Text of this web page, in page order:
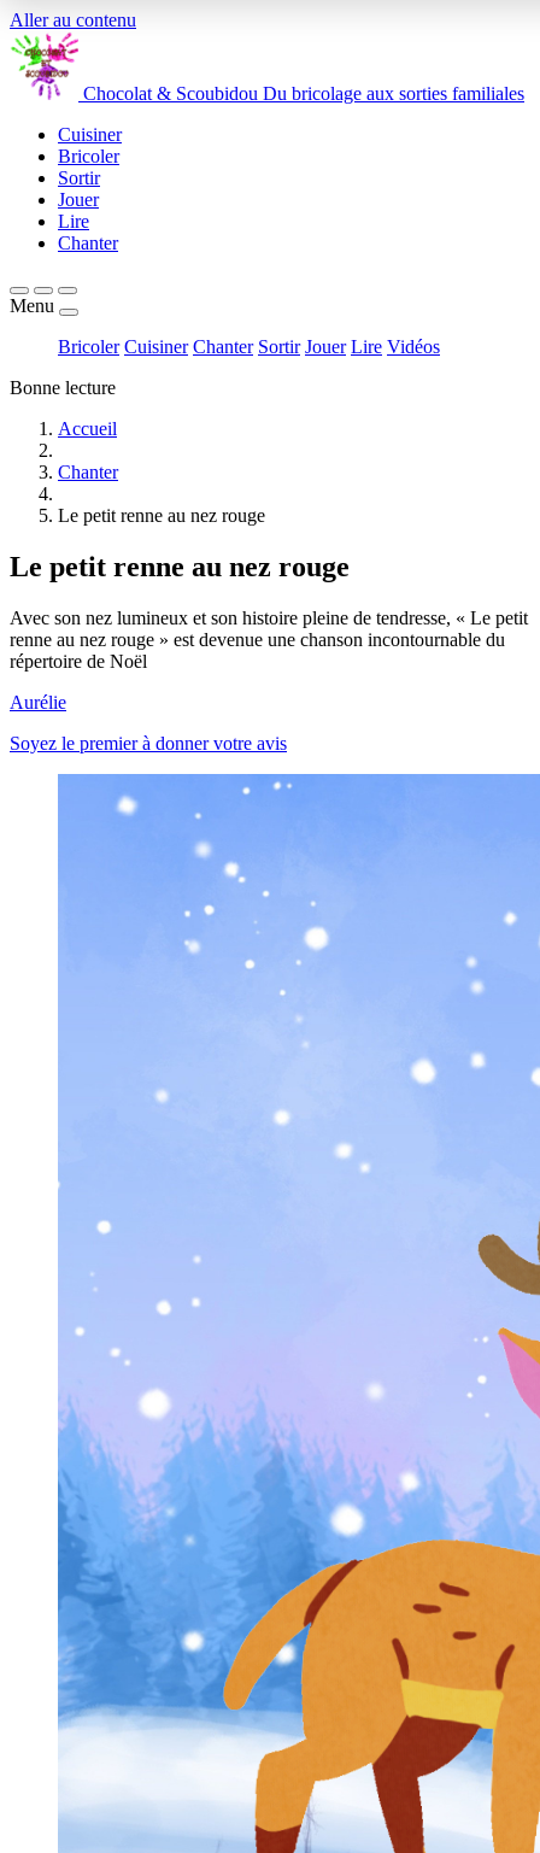
Aller au contenu
Chocolat & Scoubidou Du bricolage aux sorties familiales
Cuisiner
Bricoler
Sortir
Jouer
Lire
Chanter
Menu
Bricoler Cuisiner Chanter Sortir Jouer Lire Vidéos
Bonne lecture
Accueil
Chanter
Le petit renne au nez rouge
Le petit renne au nez rouge
Avec son nez lumineux et son histoire pleine de tendresse, « Le petit
renne au nez rouge » est devenue une chanson incontournable du
répertoire de Noël
Aurélie
Soyez le premier à donner votre avis